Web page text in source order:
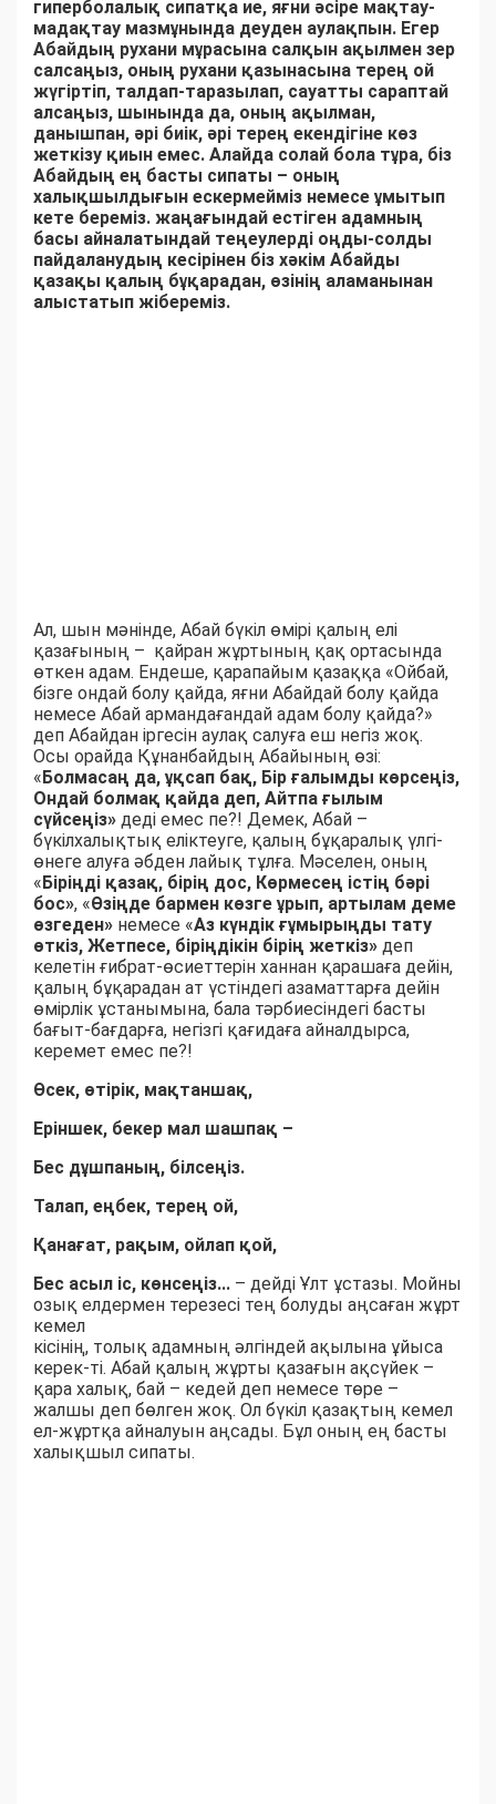
гиперболалық сипатқа ие, яғни әсіре мақтау-
мадақтау мазмұнында деуден аулақпын. Егер
Абайдың рухани мұрасына салқын ақылмен зер
салсаңыз, оның рухани қазынасына терең ой
жүгіртіп, талдап-таразылап, сауатты сараптай
алсаңыз, шынында да, оның ақылман,
данышпан, әрі биік, әрі терең екендігіне көз
жеткізу қиын емес. Алайда солай бола тұра, біз
Абайдың ең басты сипаты – оның
халықшылдығын ескермейміз немесе ұмытып
кете береміз. жаңағындай естіген адамның
басы айналатындай теңеулерді оңды-солды
пайдаланудың кесірінен біз хәкім Абайды
қазақы қалың бұқарадан, өзінің аламанынан
алыстатып жібереміз.
Ал, шын мәнінде, Абай бүкіл өмірі қалың елі
қазағының – қайран жұртының қақ ортасында
өткен адам. Ендеше, қарапайым қазаққа «Ойбай,
бізге ондай болу қайда, яғни Абайдай болу қайда
немесе Абай армандағандай адам болу қайда?»
деп Абайдан іргесін аулақ салуға еш негіз жоқ.
Осы орайда Құнанбайдың Абайының өзі:
«Болмасаң да, ұқсап бақ, Бір ғалымды көрсеңіз,
Ондай болмақ қайда деп, Айтпа ғылым
сүйсеңіз» деді емес пе?! Демек, Абай –
бүкілхалықтық еліктеуге, қалың бұқаралық үлгі-
өнеге алуға әбден лайық тұлға. Мәселен, оның
«Біріңді қазақ, бірің дос, Көрмесең істің бәрі
бос», «Өзіңде бармен көзге ұрып, артылам деме
өзгеден» немесе «Аз күндік ғұмырыңды тату
өткіз, Жетпесе, біріңдікін бірің жеткіз» деп
келетін ғибрат-өсиеттерін ханнан қарашаға дейін,
қалың бұқарадан ат үстіндегі азаматтарға дейін
өмірлік ұстанымына, бала тәрбиесіндегі басты
бағыт-бағдарға, негізгі қағидаға айналдырса,
керемет емес пе?!
Өсек, өтірік, мақтаншақ,
Еріншек, бекер мал шашпақ –
Бес дұшпаның, білсеңіз.
Талап, еңбек, терең ой,
Қанағат, рақым, ойлап қой,
Бес асыл іс, көнсеңіз... – дейді Ұлт ұстазы. Мойны
озық елдермен терезесі тең болуды аңсаған жұрт
кемел
кісінің, толық адамның әлгіндей ақылына ұйыса
керек-ті. Абай қалың жұрты қазағын ақсүйек –
қара халық, бай – кедей деп немесе төре –
жалшы деп бөлген жоқ. Ол бүкіл қазақтың кемел
ел-жұртқа айналуын аңсады. Бұл оның ең басты
халықшыл сипаты.